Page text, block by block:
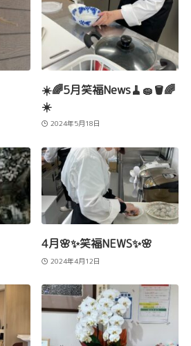
☀️🌈5月笑福News🧹🧽🪣🌈
☀️
2024年5月18日
4月🌸✨笑福NEWS✨🌸
2024年4月12日